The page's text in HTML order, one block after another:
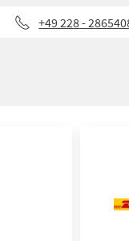
+49 228 -